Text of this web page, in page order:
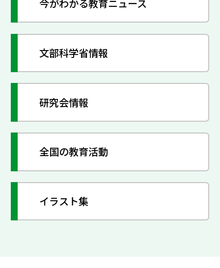
今がわかる教育ニュース
文部科学省情報
研究会情報
全国の教育活動
イラスト集